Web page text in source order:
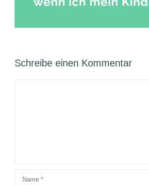
Schreibe einen Kommentar
Name